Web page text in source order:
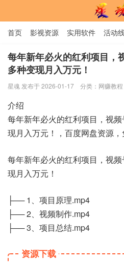
星魂网
首页 影视资源 实用软件 活动
用户中心 书籍 娱乐
每年新年必火的红利项目，
多种变现月入万元！
星魂 发布于 2026-01-17 分类： 网赚教程
介绍
每年新年必火的红利项目，视
现月入万元！，百度网盘资源，
每年新年必火的红利项目，视
现月入万元！
├── 1、项目原理.mp4
├── 2、视频制作.mp4
├── 3、项目总结.mp4
资源下载